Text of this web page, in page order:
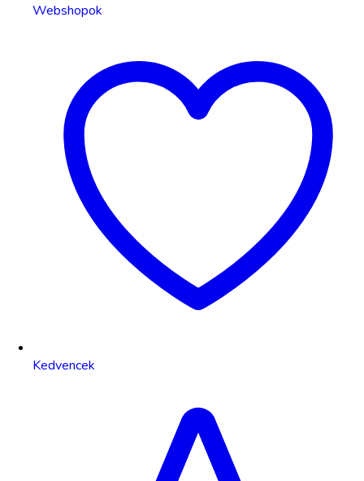
Webshopok
Kedvencek